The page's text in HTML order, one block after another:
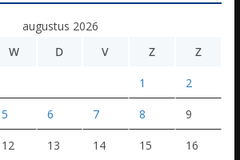
augustus 2026
W D V Z Z
1 2
5 6 7 8 9
12 13 14 15 16